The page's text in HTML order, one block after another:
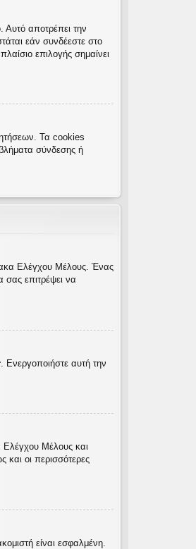
Αυτό αποτρέπει την
εάν συνδέεστε στο
επιλογής σημαίνει
Τα cookies
σύνδεσης ή
Ελέγχου Μέλους. Ένας
επιτρέψει να
. Ενεργοποιήστε αυτή την
Ελέγχου Μέλους και
οι περισσότερες
είναι εσφαλμένη.